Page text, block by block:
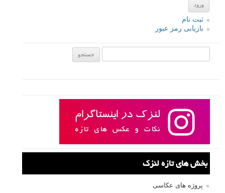
ثبت نام
بازیابی رمز عبور
بخش های تازه لنزک
پروژه های عکاسی